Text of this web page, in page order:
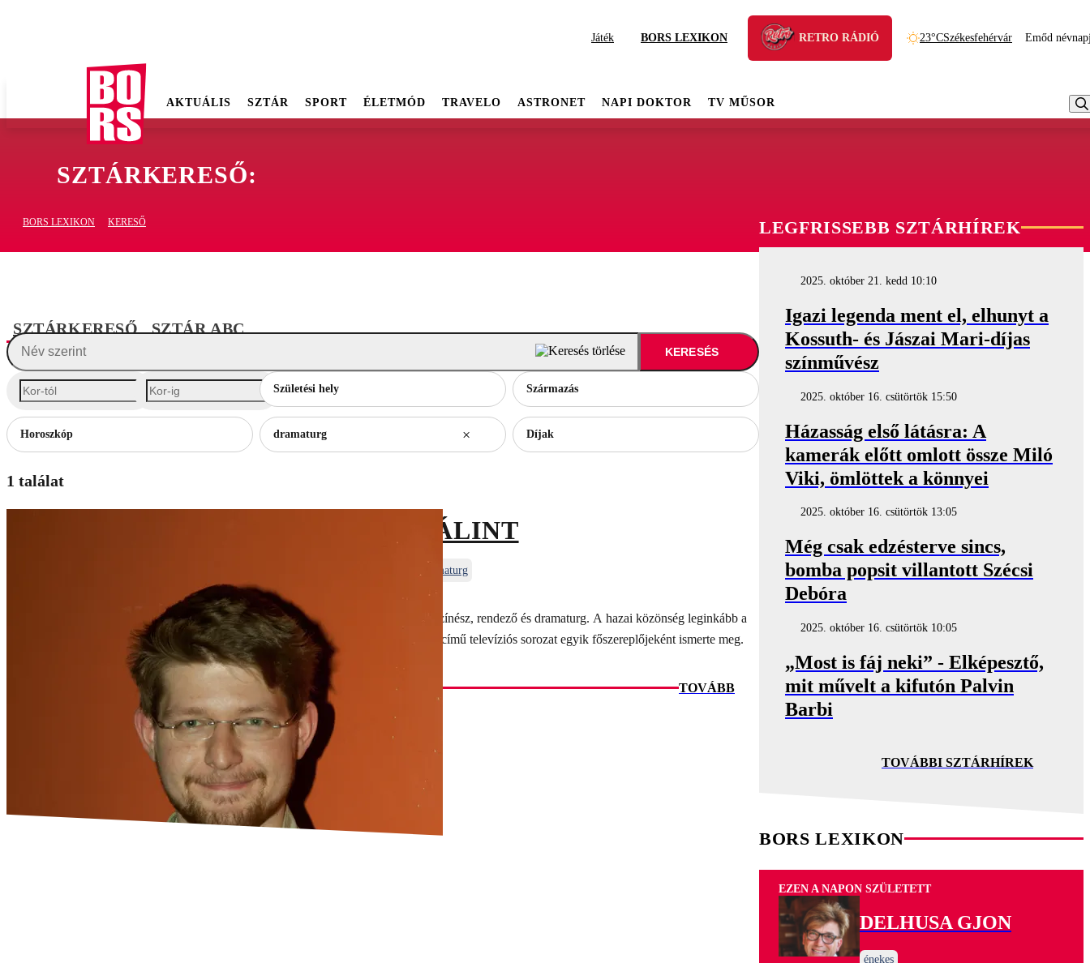
Játék BORS LEXIKON RETRO RÁDIÓ 23°CSzékesfehérvár Emőd
AKTUÁLIS SZTÁR SPORT ÉLETMÓD TRAVELO ASTRONET NAPI DOKTOR TV MŰSOR
SZTÁRKERESŐ:
BORS LEXIKON KERESŐ
SZTÁRKERESŐ SZTÁR ABC
KERESÉS
Születési hely Származás
Horoszkóp dramaturg × Díjak
1 találat
EGRI BÁLINT
dramaturg
Egri Bálint magyar színész, rendező és dramaturg. A hazai közönség leginkább a
Hacktion: Újratöltve című televíziós sorozat egyik főszereplőjeként ismerte meg.
TOVÁBB
LEGFRISSEBB SZTÁRHÍREK
2025. október 21. kedd 10:10
Igazi legenda ment el, elhunyt a
Kossuth- és Jászai Mari-díjas
színművész
2025. október 16. csütörtök 15:50
Házasság első látásra: A
kamerák előtt omlott össze Miló
Viki, ömlöttek a könnyei
2025. október 16. csütörtök 13:05
Még csak edzésterve sincs,
bomba popsit villantott Szécsi
Debóra
2025. október 16. csütörtök 10:05
„Most is fáj neki” - Elképesztő,
mit művelt a kifutón Palvin
Barbi
TOVÁBBI SZTÁRHÍREK
BORS LEXIKON
EZEN A NAPON SZÜLETETT
DELHUSA GJON
énekes